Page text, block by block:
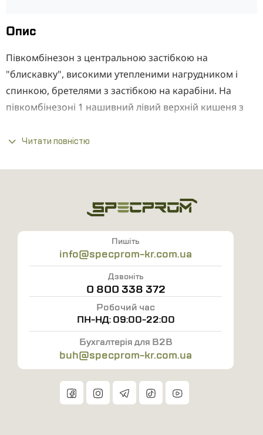
Опис
Півкомбінезон з центральною застібкою на
"блискавку", високими утепленими нагрудником і
спинкою, бретелями з застібкою на карабіни. На
півкомбінезоні 1 нашивний лівий верхній кишеня з
Основна тканина: Оксфорд (Поліестер - 100%).
Підкладка: 100% поліестер.
Колір: темно-синій.
ГОСТ 29335-92
Читати повністю
Пишіть
info@specprom-kr.com.ua
Дзвоніть
0 800 338 372
Робочий час
ПН-НД: 09:00-22:00
Бухгалтерія для B2B
buh@specprom-kr.com.ua